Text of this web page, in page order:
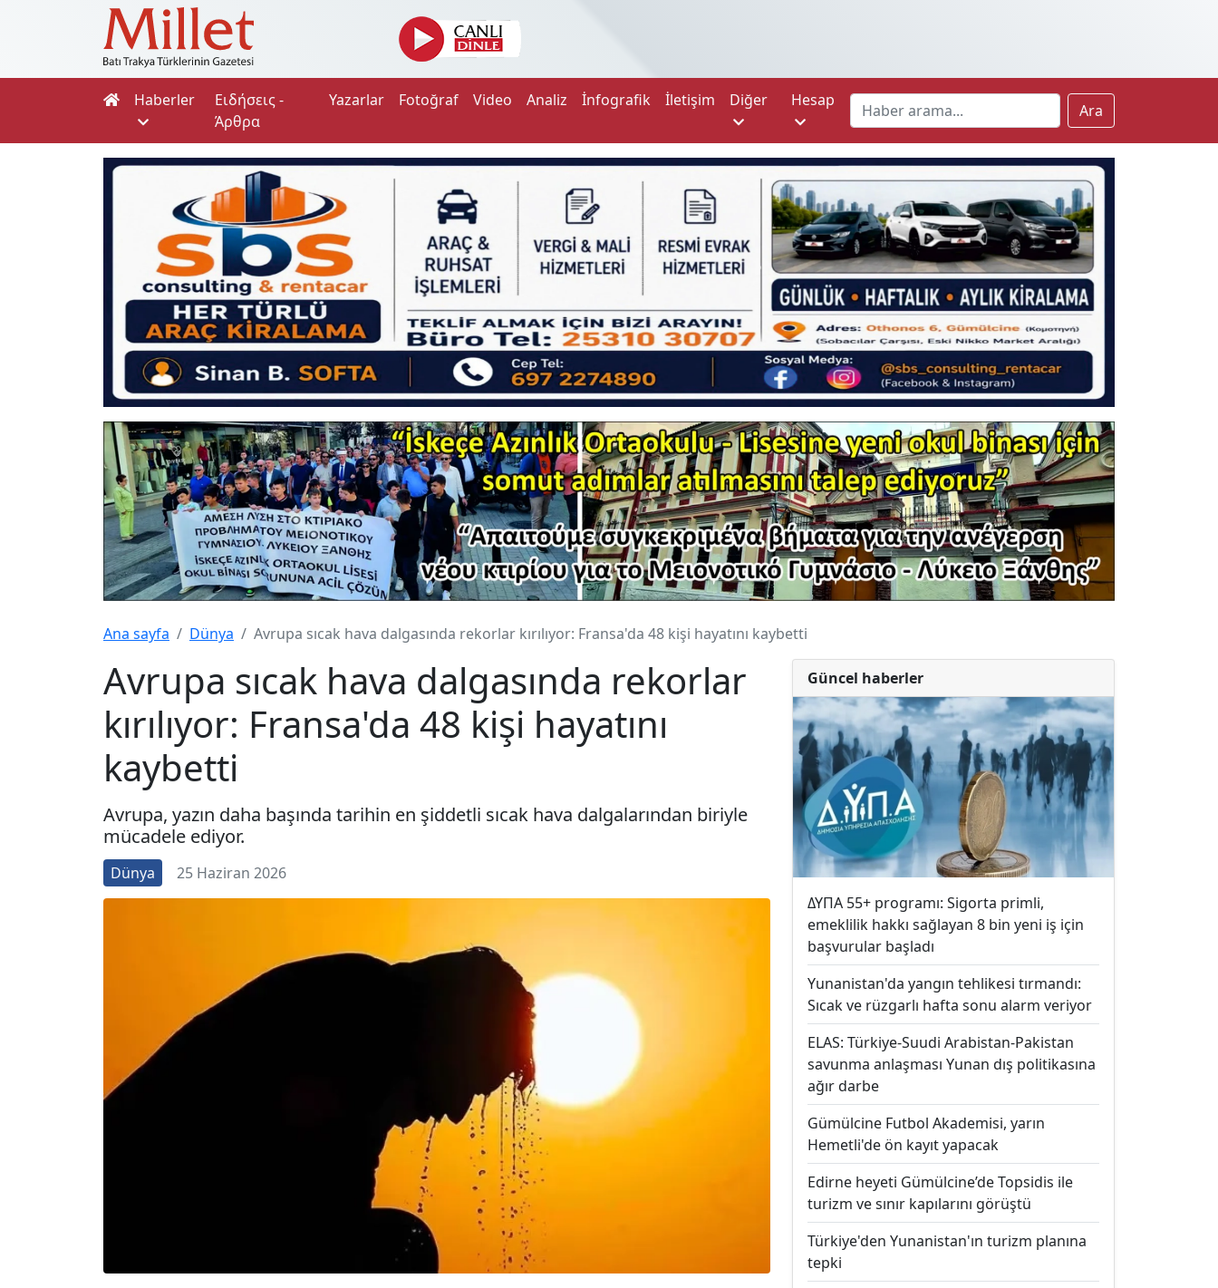
Haberler
Ειδήσεις -
Άρθρα
Yazarlar Fotoğraf Video Analiz İnfografik İletişim Diğer Hesap
Ara
Ana sayfa Dünya Avrupa sıcak hava dalgasında rekorlar kırılıyor: Fransa'da 48 kişi hayatını kaybetti
Avrupa sıcak hava dalgasında rekorlar
kırılıyor: Fransa'da 48 kişi hayatını
kaybetti
Avrupa, yazın daha başında tarihin en şiddetli sıcak hava dalgalarından biriyle
mücadele ediyor.
Dünya 25 Haziran 2026
Güncel haberler
ΔΥΠΑ 55+ programı: Sigorta primli,
emeklilik hakkı sağlayan 8 bin yeni iş için
başvurular başladı
Yunanistan'da yangın tehlikesi tırmandı:
Sıcak ve rüzgarlı hafta sonu alarm veriyor
ELAS: Türkiye-Suudi Arabistan-Pakistan
savunma anlaşması Yunan dış politikasına
ağır darbe
Gümülcine Futbol Akademisi, yarın
Hemetli'de ön kayıt yapacak
Edirne heyeti Gümülcine’de Topsidis ile
turizm ve sınır kapılarını görüştü
Türkiye'den Yunanistan'ın turizm planına
tepki